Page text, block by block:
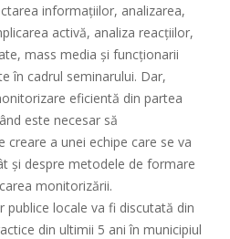
informațiilor, analizarea,
activă, analiza reacțiilor,
mass media și funcționarii
în cadrul seminarului. Dar,
eficientă din partea
este necesar să
creare a unei echipe care se va
și despre metodele de formare
monitorizării.
locale va fi discutată din
din ultimii 5 ani în municipiul